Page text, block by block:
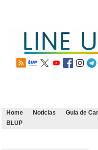
Home Noticias Guia de
BLUP